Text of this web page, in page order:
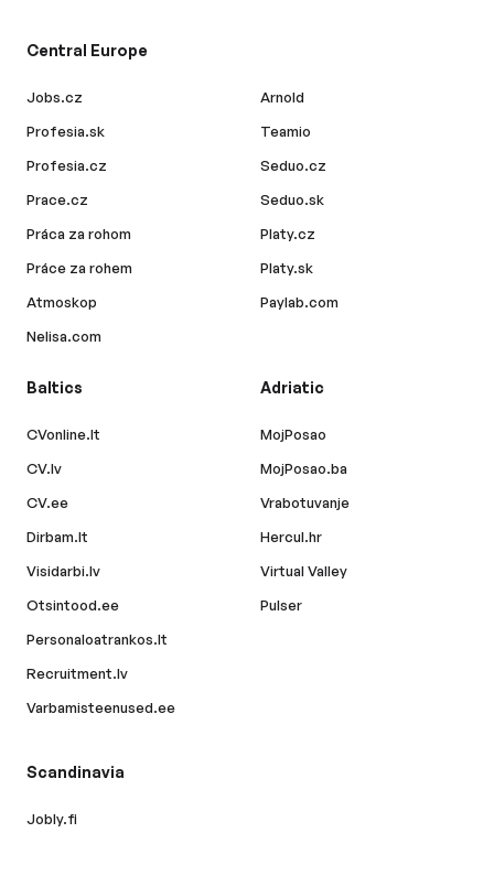
Central Europe
Jobs.cz
Profesia.sk
Profesia.cz
Prace.cz
Práca za rohom
Práce za rohem
Atmoskop
Nelisa.com
Arnold
Teamio
Seduo.cz
Seduo.sk
Platy.cz
Platy.sk
Paylab.com
Baltics
CVonline.lt
CV.lv
CV.ee
Dirbam.lt
Visidarbi.lv
Otsintood.ee
Personaloatrankos.lt
Recruitment.lv
Varbamisteenused.ee
Adriatic
MojPosao
MojPosao.ba
Vrabotuvanje
Hercul.hr
Virtual Valley
Pulser
Scandinavia
Jobly.fi